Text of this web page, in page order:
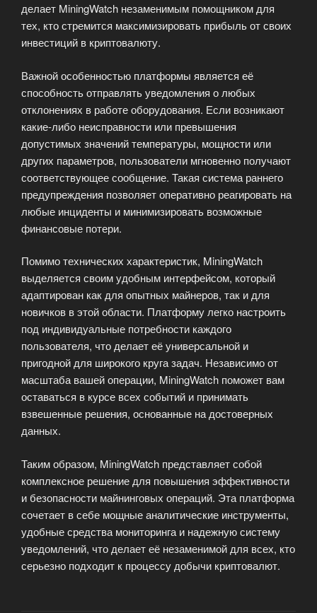
делает MiningWatch незаменимым помощником для
тех, кто стремится максимизировать прибыль от своих
инвестиций в криптовалюту.
Важной особенностью платформы является её
способность отправлять уведомления о любых
отклонениях в работе оборудования. Если возникают
какие-либо неисправности или превышения
допустимых значений температуры, мощности или
других параметров, пользователи мгновенно получают
соответствующее сообщение. Такая система раннего
предупреждения позволяет оперативно реагировать на
любые инциденты и минимизировать возможные
финансовые потери.
Помимо технических характеристик, MiningWatch
выделяется своим удобным интерфейсом, который
адаптирован как для опытных майнеров, так и для
новичков в этой области. Платформу легко настроить
под индивидуальные потребности каждого
пользователя, что делает её универсальной и
пригодной для широкого круга задач. Независимо от
масштаба вашей операции, MiningWatch поможет вам
оставаться в курсе всех событий и принимать
взвешенные решения, основанные на достоверных
данных.
Таким образом, MiningWatch представляет собой
комплексное решение для повышения эффективности
и безопасности майнинговых операций. Эта платформа
сочетает в себе мощные аналитические инструменты,
удобные средства мониторинга и надежную систему
уведомлений, что делает её незаменимой для всех, кто
серьезно подходит к процессу добычи криптовалют.